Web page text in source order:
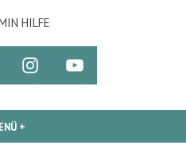
HILFE
+
InstagramYoutube